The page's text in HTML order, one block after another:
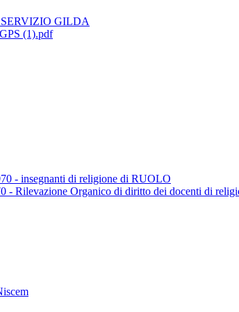
GILDA
(1).pdf
- insegnanti di religione di RUOLO
Rilevazione Organico di diritto dei docenti di